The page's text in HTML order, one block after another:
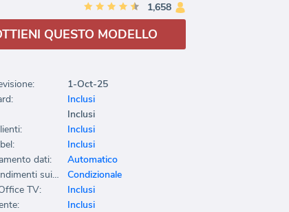
1,658
QUESTO MODELLO
1-Oct-25
Inclusi
Inclusi
Inclusi
Inclusi
dati:
Automatico
Approfondimenti sui dati:
Condizionale
TV:
Inclusi
Inclusi